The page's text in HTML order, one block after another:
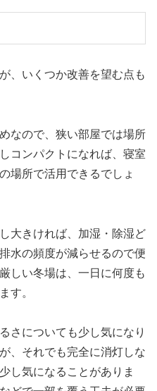
、いくつか改善を望む点も
なので、狭い部屋では場所
コンパクトになれば、寝室
場所で活用できるでしょ
大きければ、加湿・除湿ど
水の頻度が減らせるので便
しい冬場は、一日に何度も
す。
さについても少し気になり
、それでも完全に消灯しな
し気になることがありま